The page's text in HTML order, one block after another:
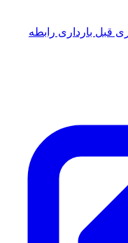
قبل بارداری رابطه